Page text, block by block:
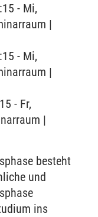
- Mi,
|
- Mi,
|
- Fr,
|
besteht
und
ins